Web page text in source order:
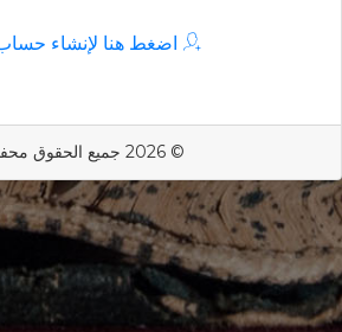
اضغط هنا لإنشاء
© 2026 جميع الحقوق محفوظة